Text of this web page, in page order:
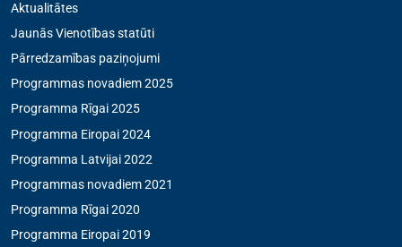
Aktualitātes
Jaunās Vienotības statūti
Pārredzamības paziņojumi
Programmas novadiem 2025
Programma Rīgai 2025
Programma Eiropai 2024
Programma Latvijai 2022
Programmas novadiem 2021
Programma Rīgai 2020
Programma Eiropai 2019